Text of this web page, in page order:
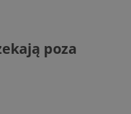
poza